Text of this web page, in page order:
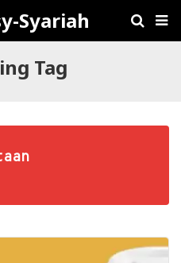
Syariah
Tag